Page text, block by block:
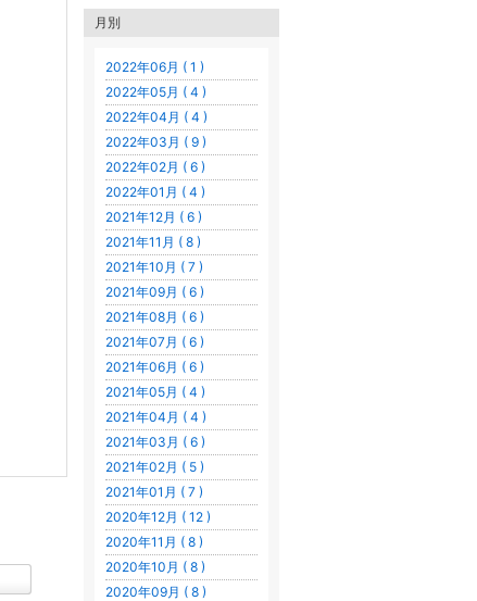
月別
2022年06月 ( 1 )
2022年05月 ( 4 )
2022年04月 ( 4 )
2022年03月 ( 9 )
2022年02月 ( 6 )
2022年01月 ( 4 )
2021年12月 ( 6 )
2021年11月 ( 8 )
2021年10月 ( 7 )
2021年09月 ( 6 )
2021年08月 ( 6 )
2021年07月 ( 6 )
2021年06月 ( 6 )
2021年05月 ( 4 )
2021年04月 ( 4 )
2021年03月 ( 6 )
2021年02月 ( 5 )
2021年01月 ( 7 )
2020年12月 ( 12 )
2020年11月 ( 8 )
2020年10月 ( 8 )
2020年09月 ( 8 )